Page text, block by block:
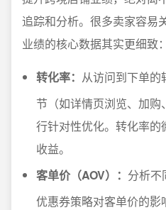
追踪和分析。很多卖家容易
业绩的核心数据其实更细致：
转化率： 从访问到下单的
节（如详情页浏览、加
行针对性优化。转化率
收益。
客单价（AOV）： 分析不
优惠券策略对客单价的影